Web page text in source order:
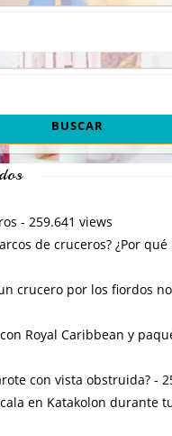
- 259.641 views
de cruceros? ¿Por
crucero por los fiordos
Royal Caribbean y
con vista obstruida? -
en Katakolon durante